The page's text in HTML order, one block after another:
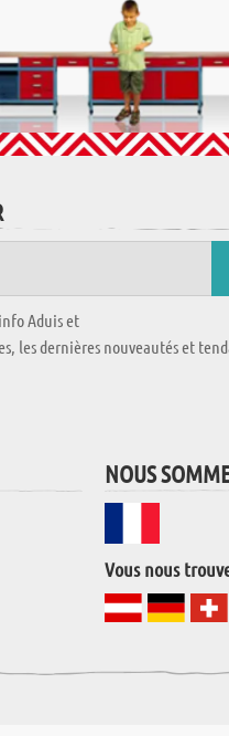
Aduis et
les dernières nouveautés et
NOUS
Vous nous